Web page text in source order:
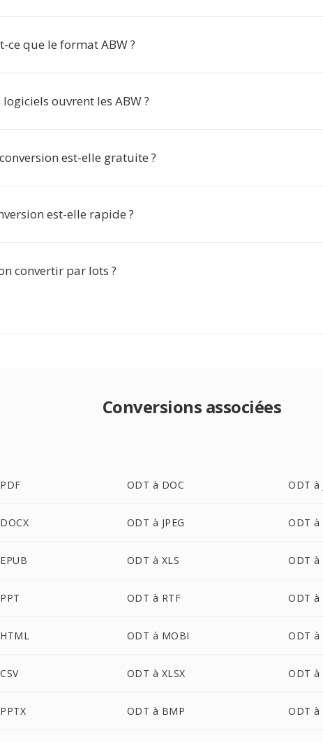
ce que le format ABW ?
ouvrent les ABW ?
est-elle gratuite ?
est-elle rapide ?
convertir par lots ?
Conversions associées
ODT à DOC ODT à
ODT à JPEG ODT à
ODT à XLS ODT à
ODT à RTF ODT à
ODT à MOBI ODT à
ODT à XLSX ODT à
ODT à BMP ODT à